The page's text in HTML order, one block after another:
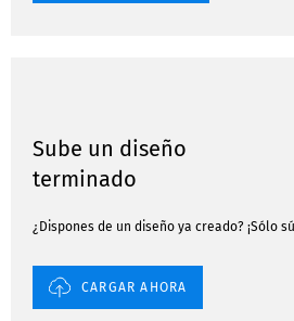
Sube un diseño
terminado
¿Dispones de un diseño ya creado? ¡Sólo
CARGAR AHORA